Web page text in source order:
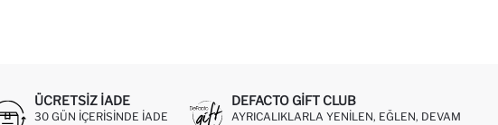
ÜCRETSIZ IADE
30 GÜN IÇERISINDE IADE
DEFACTO GIFT CLUB
AYRICALIKLARLA YENILEN, EĞLEN, DEVAM